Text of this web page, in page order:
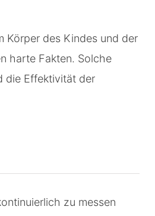
Körper des Kindes und der
harte Fakten. Solche
die Effektivität der
zu messen